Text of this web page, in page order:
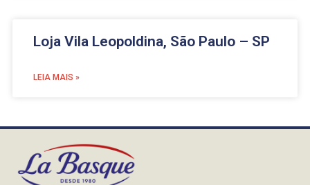
Loja Vila Leopoldina, São Paulo – SP
LEIA MAIS »